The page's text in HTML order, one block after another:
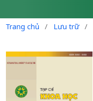
Trang chủ / Lưu trữ /